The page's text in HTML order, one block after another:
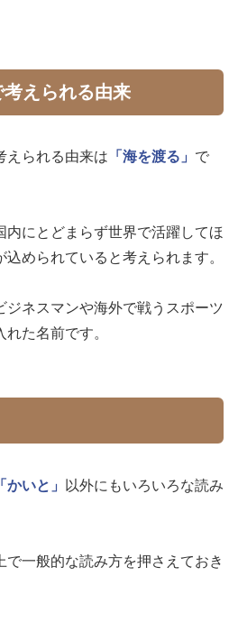
考えられる由来
えられる由来は 「海を渡る」 で
内にとどまらず世界で活躍してほ
められていると考えられます。
ジネスマンや海外で戦うスポーツ
た名前です。
「かいと」
以外にもいろいろな読み
一般的な読み方を押さえておき